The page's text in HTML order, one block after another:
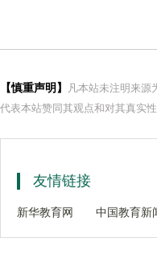
【慎重声明】
凡本站未注明来源
代表本站赞同其观点和对其真实
友情链接
新华教育网 中国教育新